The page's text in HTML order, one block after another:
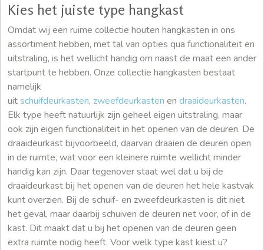
Kies het juiste type hangkast
Omdat wij een ruime collectie houten hangkasten in ons
assortiment hebben, met tal van opties qua functionaliteit en
uitstraling, is het wellicht handig om naast de maat een ander
startpunt te hebben. Onze collectie hangkasten bestaat
namelijk
uitschuifdeurkasten, zweefdeurkasten en draaideurkasten.
Elk type heeft natuurlijk zijn geheel eigen uitstraling, maar
ook zijn eigen functionaliteit in het openen van de deuren. De
draaideurkast bijvoorbeeld, daarvan draaien de deuren open
in de ruimte, wat voor een kleinere ruimte wellicht minder
handig kan zijn. Daar tegenover staat wel dat u bij de
draaideurkast bij het openen van de deuren het hele kastvak
kunt overzien. Bij de schuif- en zweefdeurkasten is dit niet
het geval, maar daarbij schuiven de deuren net voor, of in de
kast. Dit maakt dat u bij het openen van de deuren geen
extra ruimte nodig heeft. Voor welk type kast kiest u?